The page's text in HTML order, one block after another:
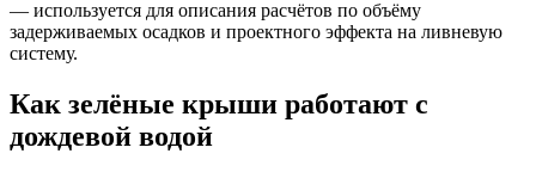
— используется для описания расчётов по объёму
задерживаемых осадков и проектного эффекта на ливневую
систему.
Как зелёные крыши работают с
дождевой водой